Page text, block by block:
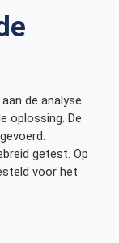
de analyse
oplossing. De
getest. Op
voor het